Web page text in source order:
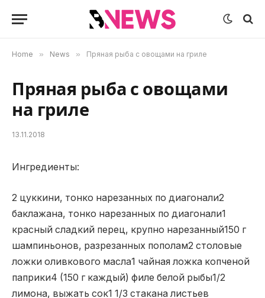
Home » News » Пряная рыба с овощами на гриле
Пряная рыба с овощами
на гриле
13.11.2018
Ингредиенты:
2 цуккини, тонко нарезанных по диагонали2
баклажана, тонко нарезанных по диагонали1
красный сладкий перец, крупно нарезанный150 г
шампиньонов, разрезанных пополам2 столовые
ложки оливкового масла1 чайная ложка копченой
паприки4 (150 г каждый) филе белой рыбы1/2
лимона, выжать сок1 1/3 стакана листьев